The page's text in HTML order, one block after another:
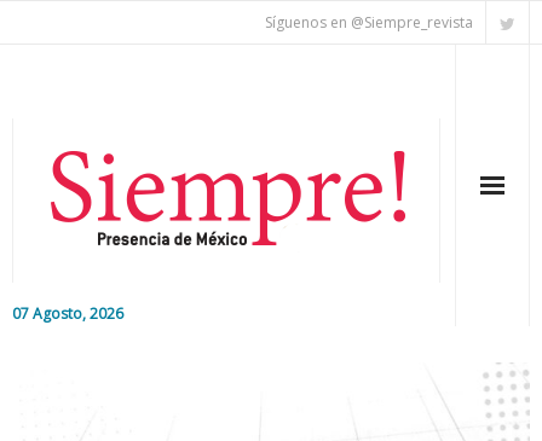
Síguenos en @Siempre_revista
07 Agosto, 2026